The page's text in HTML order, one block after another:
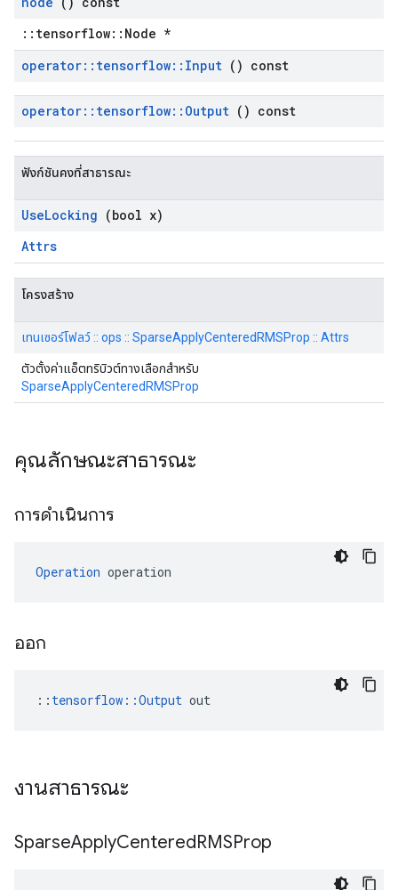
::tensorflow::Node *
operator:: tensorflow:: Input () const
operator:: tensorflow:: Output () const
ฟังก์ชันคงที่สาธารณะ
UseLocking (bool x)
Attrs
โครงสร้าง
เทนเซอร์โฟลว์ :: ops :: SparseApplyCenteredRMSProp :: Attrs
ตัวตั้งค่าแอ็ตทริบิวต์ทางเลือกสำหรับ
SparseApplyCenteredRMSProp
คุณลักษณะสาธารณะ
การดำเนินการ
Operation operation
ออก
:: tensorflow::Output out
งานสาธารณะ
SparseApplyCenteredRMSProp